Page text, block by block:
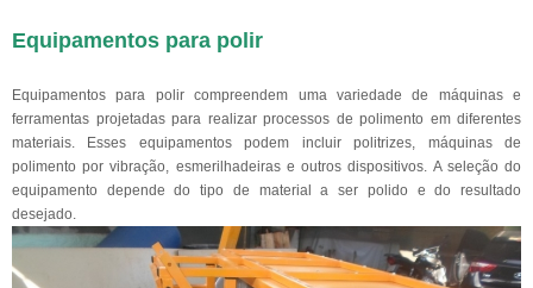
Equipamentos para polir
Equipamentos para polir compreendem uma variedade de máquinas e
ferramentas projetadas para realizar processos de polimento em diferentes
materiais. Esses equipamentos podem incluir politrizes, máquinas de
polimento por vibração, esmerilhadeiras e outros dispositivos. A seleção do
equipamento depende do tipo de material a ser polido e do resultado
desejado.